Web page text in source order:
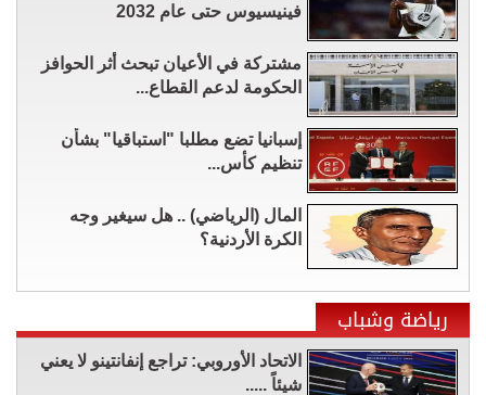
فينيسيوس حتى عام 2032
مشتركة في الأعيان تبحث أثر الحوافز
الحكومة لدعم القطاع...
إسبانيا تضع مطلبا "استباقيا" بشأن
تنظيم كأس...
المال (الرياضي) .. هل سيغير وجه
الكرة الأردنية؟
رياضة وشباب
الاتحاد الأوروبي: تراجع إنفانتينو لا يعني
شيئاً .....